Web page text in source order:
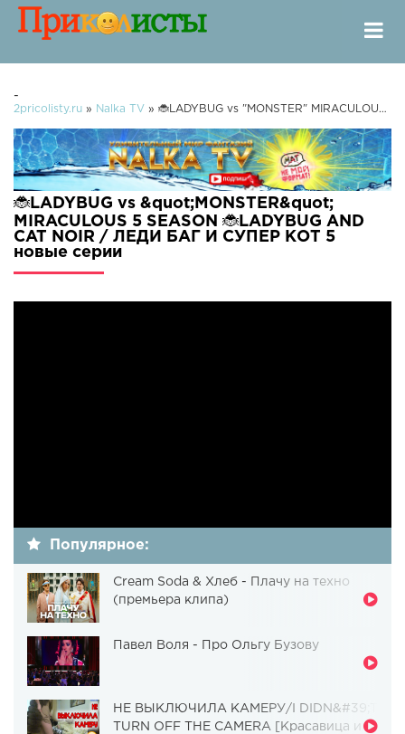
-
2pricolisty.ru » Nalka TV » 🐞LADYBUG vs "MONSTER" MIRACULOUS 5 SEASON 🐞LADYBUG AND CAT NOIR / ЛЕДИ БАГ И СУПЕР КОТ 5
🐞LADYBUG vs &quot;MONSTER&quot;
MIRACULOUS 5 SEASON 🐞LADYBUG AND
CAT NOIR / ЛЕДИ БАГ И СУПЕР КОТ 5
новые серии
Популярное:
Cream Soda & Хлеб - Плачу на техно
(премьера клипа)
Павел Воля - Про Ольгу Бузову
НЕ ВЫКЛЮЧИЛА КАМЕРУ/I DIDN&#39;T
TURN OFF THE CAMERA [Красавица и